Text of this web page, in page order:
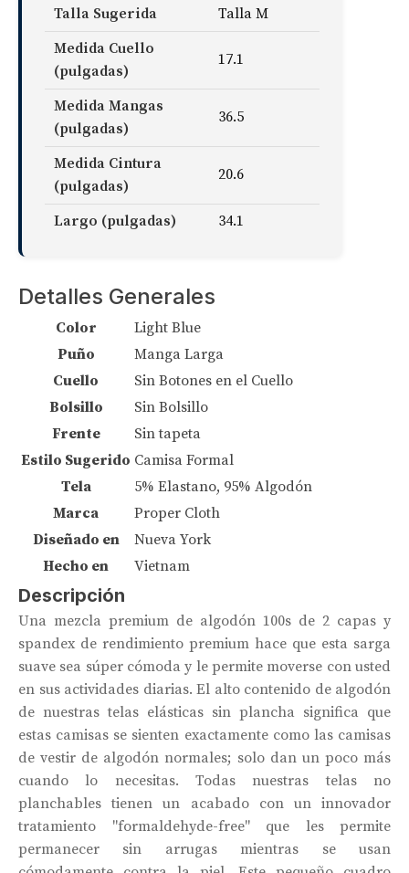
Talla Sugerida
Talla M
Medida Cuello
(pulgadas)
17.1
Medida Mangas
(pulgadas)
36.5
Medida Cintura
(pulgadas)
20.6
Largo (pulgadas) 34.1
Detalles Generales
Color
Light Blue
Puño
Manga Larga
Cuello
Sin Botones en el Cuello
Bolsillo
Sin Bolsillo
Frente
Sin tapeta
Estilo Sugerido Camisa Formal
Tela
5% Elastano, 95% Algodón
Marca
Proper Cloth
Diseñado en
Nueva York
Hecho en
Vietnam
Descripción
Una mezcla premium de algodón 100s de 2 capas y
spandex de rendimiento premium hace que esta sarga
suave sea súper cómoda y le permite moverse con usted
en sus actividades diarias. El alto contenido de algodón
de nuestras telas elásticas sin plancha significa que
estas camisas se sienten exactamente como las camisas
de vestir de algodón normales; solo dan un poco más
cuando lo necesitas. Todas nuestras telas no
planchables tienen un acabado con un innovador
tratamiento "formaldehyde-free" que les permite
permanecer sin arrugas mientras se usan